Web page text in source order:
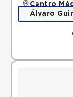
Centro
Álvaro
Avenida
do Campo,